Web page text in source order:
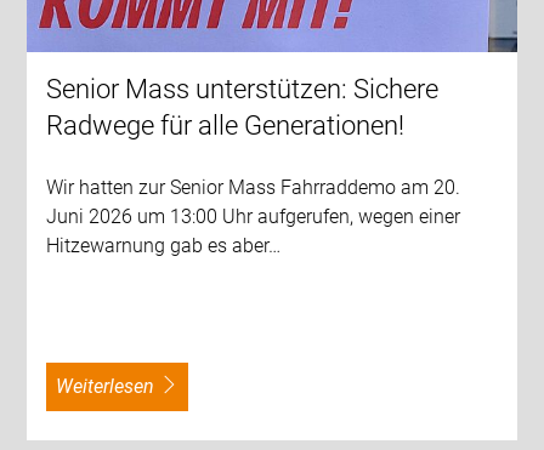
Senior Mass unterstützen: Sichere
Radwege für alle Generationen!
Wir hatten zur Senior Mass Fahrraddemo am 20.
Juni 2026 um 13:00 Uhr aufgerufen, wegen einer
Hitzewarnung gab es aber…
weiterlesen